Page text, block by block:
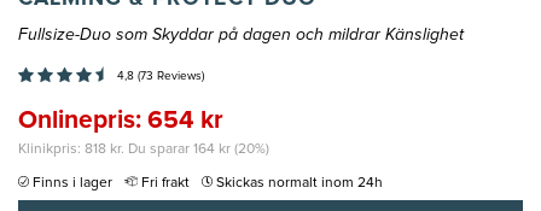
Fullsize-Duo som Skyddar på dagen och mildrar Känslighet
4,8 (73 Reviews)
Onlinepris: 654 kr
Klinikpris: 818 kr. Du sparar 164 kr (20%)
Finns i lager Fri frakt Skickas normalt inom 24h